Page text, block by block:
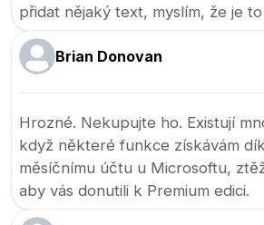
přidat nějaký text, myslím, že je
Brian Donovan
Hrozné. Nekupujte ho. Existují
když některé funkce získávám
měsíčnímu účtu u Microsoftu,
aby vás donutili k Premium edici.